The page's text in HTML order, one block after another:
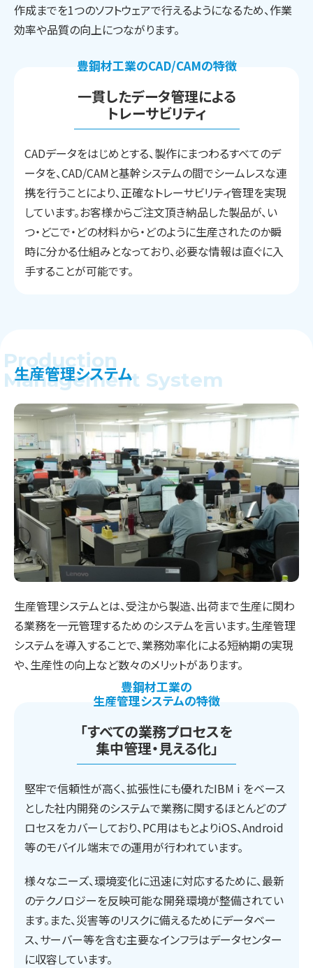
作成までを1つのソフトウェアで行えるようになるため、作業
効率や品質の向上につながります。
豊鋼材工業のCAD/CAMの特徴
一貫したデータ管理による
トレーサビリティ
CADデータをはじめとする、製作にまつわるすべてのデ
ータを、CAD/CAMと基幹システムの間でシームレスな連
携を行うことにより、正確なトレーサビリティ管理を実現
しています。お客様からご注文頂き納品した製品が、い
つ・どこで・どの材料から・どのように生産されたのか瞬
時に分かる仕組みとなっており、必要な情報は直ぐに入
手することが可能です。
Production
Management System
生産管理システム
生産管理システムとは、受注から製造、出荷まで生産に関わ
る業務を一元管理するためのシステムを言います。生産管理
システムを導入することで、業務効率化による短納期の実現
や、生産性の向上など数々のメリットがあります。
豊鋼材工業の
生産管理システムの特徴
「すべての業務プロセスを
集中管理・見える化」
堅牢で信頼性が高く、拡張性にも優れたIBM i をベース
とした社内開発のシステムで業務に関するほとんどのプ
ロセスをカバーしており、PC用はもとよりiOS、Android
等のモバイル端末での運用が行われています。
様々なニーズ、環境変化に迅速に対応するために、最新
のテクノロジーを反映可能な開発環境が整備されてい
ます。また、災害等のリスクに備えるためにデータベー
ス、サーバー等を含む主要なインフラはデータセンター
に収容しています。